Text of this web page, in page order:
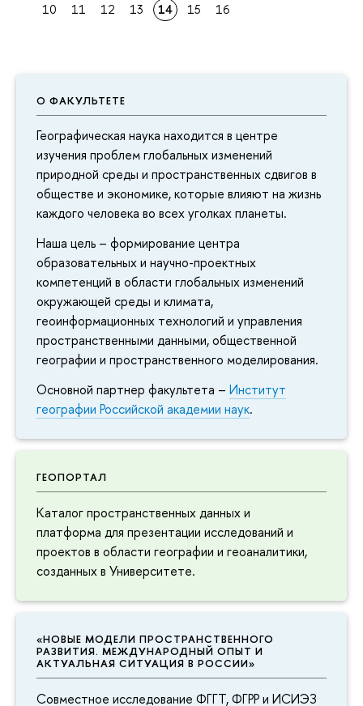
О ФАКУЛЬТЕТЕ
Географическая наука находится в центре
изучения проблем глобальных изменений
природной среды и пространственных сдвигов в
обществе и экономике, которые влияют на жизнь
каждого человека во всех уголках планеты.
Наша цель – формирование центра
образовательных и научно-проектных
компетенций в области глобальных изменений
окружающей среды и климата,
геоинформационных технологий и управления
пространственными данными, общественной
географии и пространственного моделирования.
Основной партнер факультета – Институт
географии Российской академии наук.
ГЕОПОРТАЛ
Каталог пространственных данных и
платформа для презентации исследований и
проектов в области географии и геоаналитики,
созданных в Университете.
«НОВЫЕ МОДЕЛИ ПРОСТРАНСТВЕННОГО
РАЗВИТИЯ. МЕЖДУНАРОДНЫЙ ОПЫТ И
АКТУАЛЬНАЯ СИТУАЦИЯ В РОССИИ»
Совместное исследование ФГГТ, ФГРР и ИСИЭЗ
10
11 12 13 14 15 16